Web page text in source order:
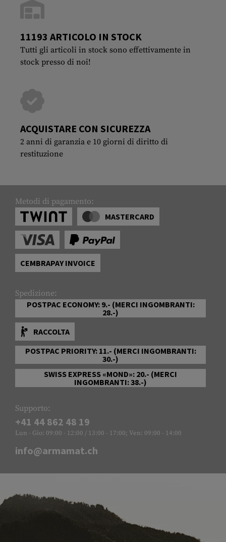
11193 ARTICOLO IN STOCK
Tutti gli articoli in stock sono effettivamente in
stock presso di noi!
ACQUISTARE CON SICUREZZA
2 anni di garanzia e 10 giorni di diritto di
restituzione
Metodi di pagamento:
MASTERCARD
CEMBRAPAY INVOICE
Spedizione:
POSTPAC ECONOMY: 9.- (MERCI INGOMBRANTI:
28.-)
RACCOLTA
POSTPAC PRIORITY: 11.- (MERCI INGOMBRANTI:
30.-)
SWISS EXPRESS «MOND»: 20.- (MERCI
INGOMBRANTI: 38.-)
Supporto:
+41 44 862 48 19
Lun - Gio: 09:00 - 12:00 / 13:00 - 17:00; Ven: 09:00 - 14:00
info@armamat.ch